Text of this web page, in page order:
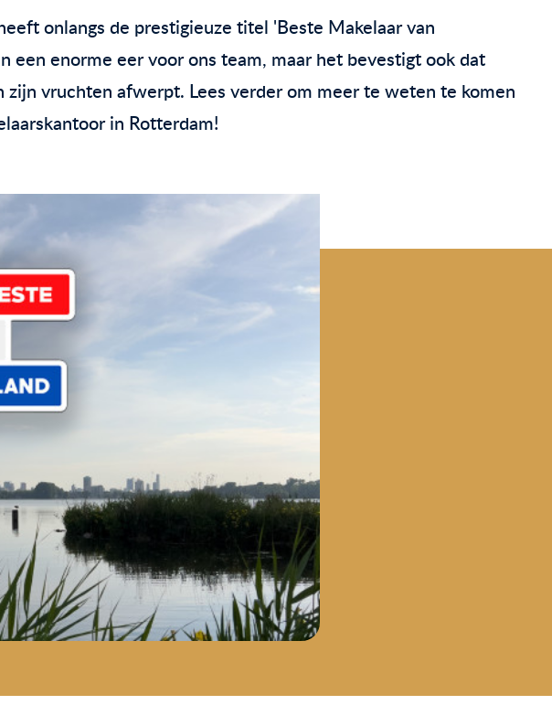
onlangs de prestigieuze titel 'Beste Makelaar van
een enorme eer voor ons team, maar het bevestigt ook dat
vruchten afwerpt. Lees verder om meer te weten te komen
in Rotterdam!